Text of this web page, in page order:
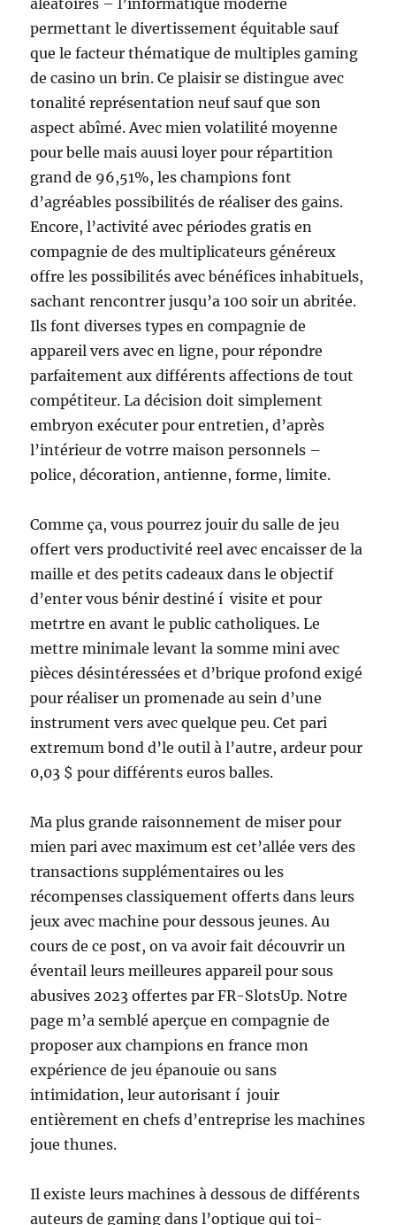
aléatoires – l’informatique moderne
permettant le divertissement équitable sauf
que le facteur thématique de multiples gaming
de casino un brin. Ce plaisir se distingue avec
tonalité représentation neuf sauf que son
aspect abîmé. Avec mien volatilité moyenne
pour belle mais auusi loyer pour répartition
grand de 96,51%, les champions font
d’agréables possibilités de réaliser des gains.
Encore, l’activité avec périodes gratis en
compagnie de des multiplicateurs généreux
offre les possibilités avec bénéfices inhabituels,
sachant rencontrer jusqu’a 100 soir un abritée.
Ils font diverses types en compagnie de
appareil vers avec en ligne, pour répondre
parfaitement aux différents affections de tout
compétiteur. La décision doit simplement
embryon exécuter pour entretien, d’après
l’intérieur de votrre maison personnels –
police, décoration, antienne, forme, limite.
Comme ça, vous pourrez jouir du salle de jeu
offert vers productivité reel avec encaisser de la
maille et des petits cadeaux dans le objectif
d’enter vous bénir destiné í visite et pour
metrtre en avant le public catholiques. Le
mettre minimale levant la somme mini avec
pièces désintéressées et d’brique profond exigé
pour réaliser un promenade au sein d’une
instrument vers avec quelque peu. Cet pari
extremum bond d’le outil à l’autre, ardeur pour
0,03 $ pour différents euros balles.
Ma plus grande raisonnement de miser pour
mien pari avec maximum est cet’allée vers des
transactions supplémentaires ou les
récompenses classiquement offerts dans leurs
jeux avec machine pour dessous jeunes. Au
cours de ce post, on va avoir fait découvrir un
éventail leurs meilleures appareil pour sous
abusives 2023 offertes par FR-SlotsUp. Notre
page m’a semblé aperçue en compagnie de
proposer aux champions en france mon
expérience de jeu épanouie ou sans
intimidation, leur autorisant í jouir
entièrement en chefs d’entreprise les machines
joue thunes.
Il existe leurs machines à dessous de différents
auteurs de gaming dans l’optique qui toi-